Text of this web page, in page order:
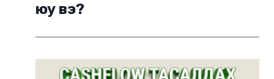
юу вэ?